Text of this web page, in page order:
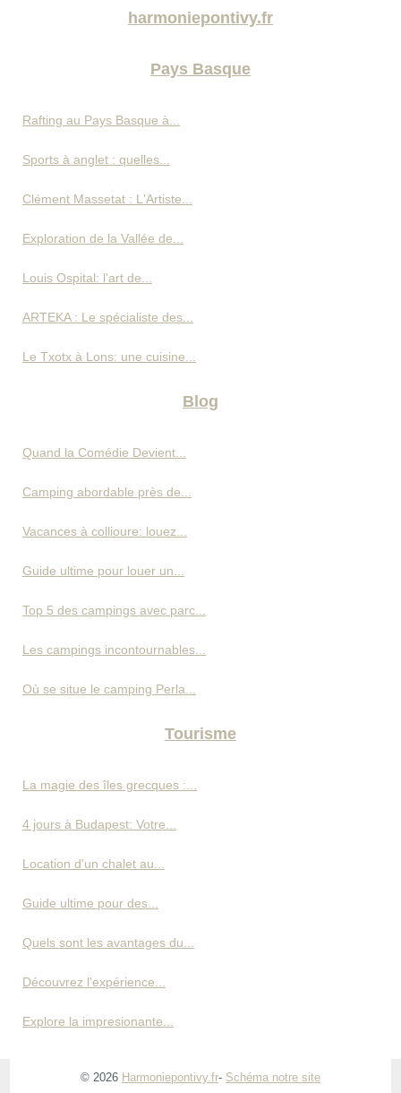
harmoniepontivy.fr
Pays Basque
Rafting au Pays Basque à...
Sports à anglet : quelles...
Clément Massetat : L'Artiste...
Exploration de la Vallée de...
Louis Ospital: l'art de...
ARTEKA : Le spécialiste des...
Le Txotx à Lons: une cuisine...
Blog
Quand la Comédie Devient...
Camping abordable près de...
Vacances à collioure: louez...
Guide ultime pour louer un...
Top 5 des campings avec parc...
Les campings incontournables...
Où se situe le camping Perla...
Tourisme
La magie des îles grecques :...
4 jours à Budapest: Votre...
Location d'un chalet au...
Guide ultime pour des...
Quels sont les avantages du...
Découvrez l'expérience...
Explore la impresionante...
© 2026 Harmoniepontivy.fr- Schéma notre site